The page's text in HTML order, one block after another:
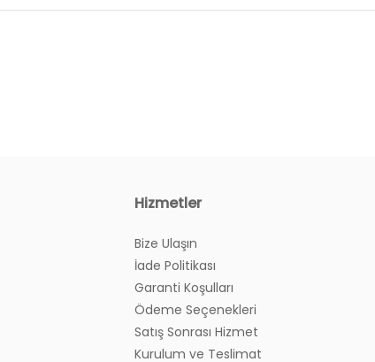
Hizmetler
Bize Ulaşın
İade Politikası
Garanti Koşulları
Ödeme Seçenekleri
Satış Sonrası Hizmet
Kurulum ve Teslimat